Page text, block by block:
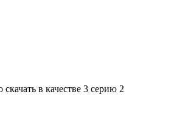
в качестве 3 серию 2